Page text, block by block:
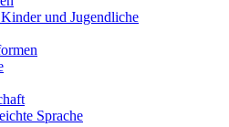
und Jugendliche
Sprache